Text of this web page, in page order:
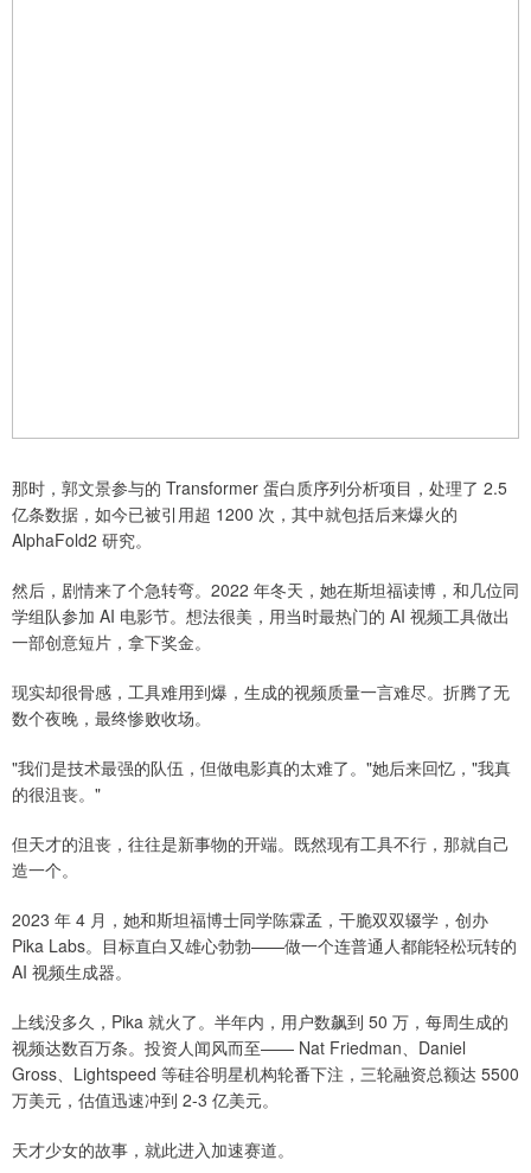
那时，郭文景参与的 Transformer 蛋白质序列分析项目，处理了 2.5
亿条数据，如今已被引用超 1200 次，其中就包括后来爆火的
AlphaFold2 研究。
然后，剧情来了个急转弯。2022 年冬天，她在斯坦福读博，和几位同
学组队参加 AI 电影节。想法很美，用当时最热门的 AI 视频工具做出
一部创意短片，拿下奖金。
现实却很骨感，工具难用到爆，生成的视频质量一言难尽。折腾了无
数个夜晚，最终惨败收场。
"我们是技术最强的队伍，但做电影真的太难了。"她后来回忆，"我真
的很沮丧。"
但天才的沮丧，往往是新事物的开端。既然现有工具不行，那就自己
造一个。
2023 年 4 月，她和斯坦福博士同学陈霖孟，干脆双双辍学，创办
Pika Labs。目标直白又雄心勃勃——做一个连普通人都能轻松玩转的
AI 视频生成器。
上线没多久，Pika 就火了。半年内，用户数飙到 50 万，每周生成的
视频达数百万条。投资人闻风而至—— Nat Friedman、Daniel
Gross、Lightspeed 等硅谷明星机构轮番下注，三轮融资总额达 5500
万美元，估值迅速冲到 2-3 亿美元。
天才少女的故事，就此进入加速赛道。